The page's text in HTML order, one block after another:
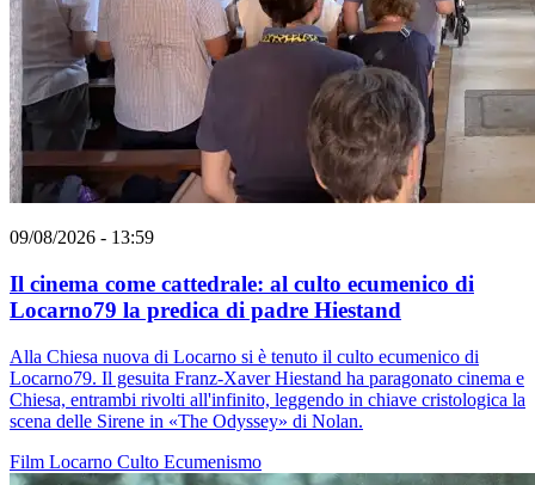
09/08/2026 - 13:59
Il cinema come cattedrale: al culto ecumenico di
Locarno79 la predica di padre Hiestand
Alla Chiesa nuova di Locarno si è tenuto il culto ecumenico di
Locarno79. Il gesuita Franz-Xaver Hiestand ha paragonato cinema e
Chiesa, entrambi rivolti all'infinito, leggendo in chiave cristologica la
scena delle Sirene in «The Odyssey» di Nolan.
Film Locarno Culto Ecumenismo